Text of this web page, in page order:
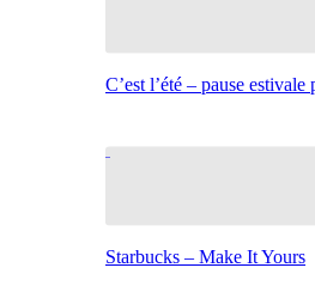
C’est l’été – pause
Starbucks – Make It Yours